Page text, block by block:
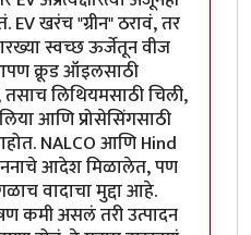
EV खरंच "ग्रीन" ठरावं, तर
स्वच्छ ऊर्जेतून वीज
क्रूड ऑइलसाठी
लिथियमसाठी चिली,
आणि प्रोसेसिंगसाठी
NALCO आणि Hind
आदेश मिळालेत, पण
वादाचा मुद्दा आहे.
कमी असलं तरी उत्पादन